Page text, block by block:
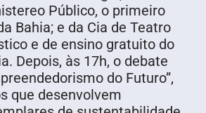
Público, o primeiro
Bahia; e da Cia de Teatro
e de ensino gratuito do
Depois, às 17h, o debate
do Futuro”,
que desenvolvem